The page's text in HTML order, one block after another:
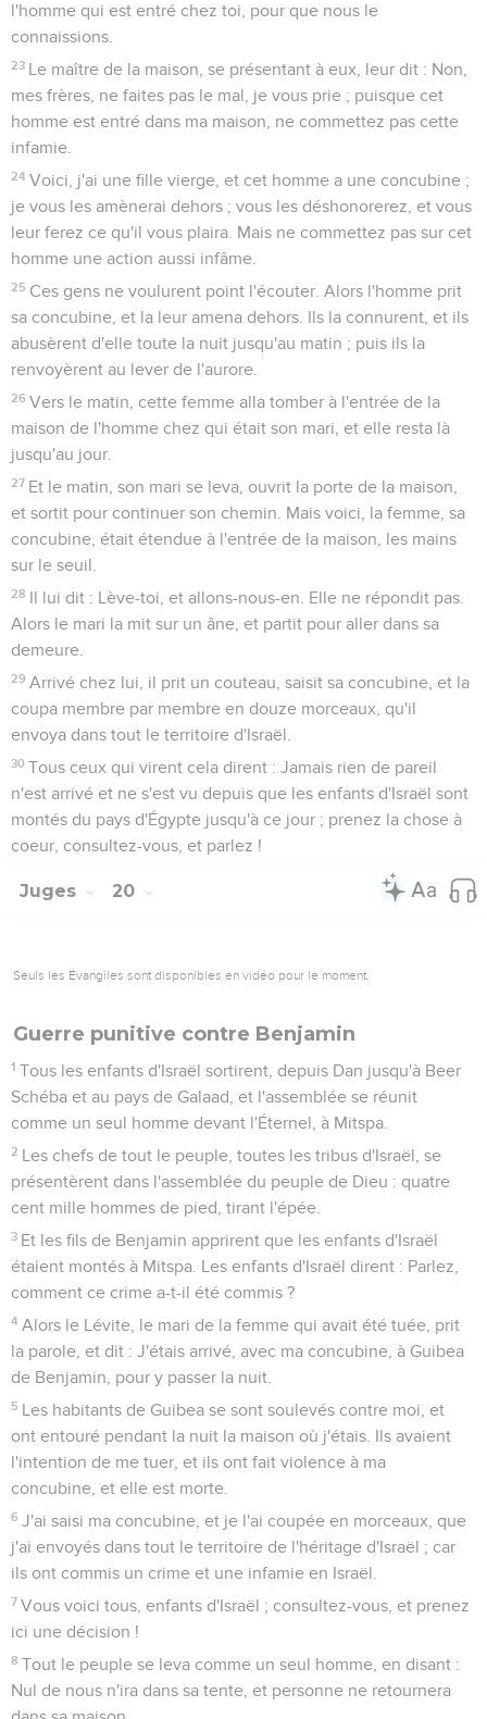
l'homme qui est entré chez toi, pour que nous le
connaissions.
23 Le maître de la maison, se présentant à eux, leur dit : Non,
mes frères, ne faites pas le mal, je vous prie ; puisque cet
homme est entré dans ma maison, ne commettez pas cette
infamie.
24 Voici, j'ai une fille vierge, et cet homme a une concubine ;
je vous les amènerai dehors ; vous les déshonorerez, et vous
leur ferez ce qu'il vous plaira. Mais ne commettez pas sur cet
homme une action aussi infâme.
25 Ces gens ne voulurent point l'écouter. Alors l'homme prit
sa concubine, et la leur amena dehors. Ils la connurent, et ils
abusèrent d'elle toute la nuit jusqu'au matin ; puis ils la
renvoyèrent au lever de l'aurore.
26 Vers le matin, cette femme alla tomber à l'entrée de la
maison de l'homme chez qui était son mari, et elle resta là
jusqu'au jour.
27 Et le matin, son mari se leva, ouvrit la porte de la maison,
et sortit pour continuer son chemin. Mais voici, la femme, sa
concubine, était étendue à l'entrée de la maison, les mains
sur le seuil.
28 Il lui dit : Lève-toi, et allons-nous-en. Elle ne répondit pas.
Alors le mari la mit sur un âne, et partit pour aller dans sa
demeure.
29 Arrivé chez lui, il prit un couteau, saisit sa concubine, et la
coupa membre par membre en douze morceaux, qu'il
envoya dans tout le territoire d'Israël.
30 Tous ceux qui virent cela dirent : Jamais rien de pareil
n'est arrivé et ne s'est vu depuis que les enfants d'Israël sont
montés du pays d'Égypte jusqu'à ce jour ; prenez la chose à
coeur, consultez-vous, et parlez !
Juges 20
Seuls les Évangiles sont disponibles en vidéo pour le moment.
Guerre punitive contre Benjamin
1 Tous les enfants d'Israël sortirent, depuis Dan jusqu'à Beer
Schéba et au pays de Galaad, et l'assemblée se réunit
comme un seul homme devant l'Éternel, à Mitspa.
2 Les chefs de tout le peuple, toutes les tribus d'Israël, se
présentèrent dans l'assemblée du peuple de Dieu : quatre
cent mille hommes de pied, tirant l'épée.
3 Et les fils de Benjamin apprirent que les enfants d'Israël
étaient montés à Mitspa. Les enfants d'Israël dirent : Parlez,
comment ce crime a-t-il été commis ?
4 Alors le Lévite, le mari de la femme qui avait été tuée, prit
la parole, et dit : J'étais arrivé, avec ma concubine, à Guibea
de Benjamin, pour y passer la nuit.
5 Les habitants de Guibea se sont soulevés contre moi, et
ont entouré pendant la nuit la maison où j'étais. Ils avaient
l'intention de me tuer, et ils ont fait violence à ma
concubine, et elle est morte.
6 J'ai saisi ma concubine, et je l'ai coupée en morceaux, que
j'ai envoyés dans tout le territoire de l'héritage d'Israël ; car
ils ont commis un crime et une infamie en Israël.
7 Vous voici tous, enfants d'Israël ; consultez-vous, et prenez
ici une décision !
8 Tout le peuple se leva comme un seul homme, en disant :
Nul de nous n'ira dans sa tente, et personne ne retournera